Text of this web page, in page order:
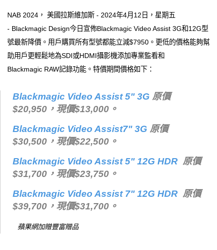
NAB 2024， 美國拉斯維加斯 - 2024年4月12日，星期五
- Blackmagic Design今日宣佈Blackmagic Video Assist 3G和12G型
號最新降價。用戶購買所有型號都能立減$7950。更低的價格能夠幫
助用戶更輕鬆地為SDI或HDMI攝影機添加專業監看和
Blackmagic RAW記錄功能。特價期間價格如下：
Blackmagic Video Assist 5" 3G 原價
$20,950，現價$13,000。
Blackmagic Video Assist7" 3G 原價
$30,500，現價$22,500。
Blackmagic Video Assist 5" 12G HDR 原價
$31,700，現價$23,750。
Blackmagic Video Assist 7" 12G HDR 原價
$39,700，現價$31,700。
蘋果網加贈豐富贈品